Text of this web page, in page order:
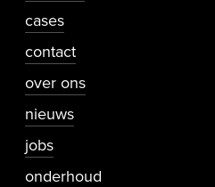
cases
contact
Secundaire navigatie
over ons
nieuws
jobs
onderhoud